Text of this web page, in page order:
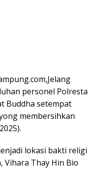
personel Polresta
Buddha setempat
membersihkan
lokasi bakti religi
Vihara Thay Hin Bio